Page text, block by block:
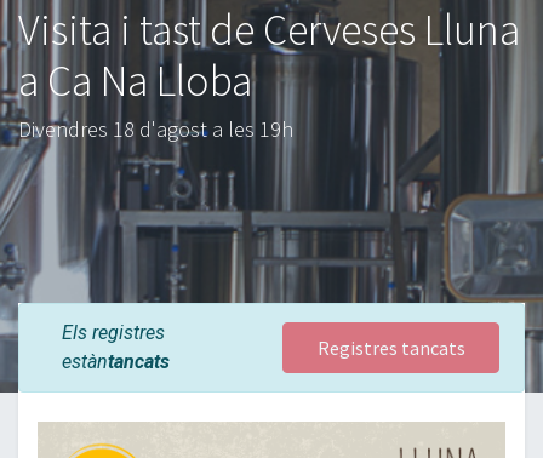
Visita i tast de Cerveses Lluna
a Ca Na Lloba
Divendres 18 d'agost a les 19h
Els registres
estàntancats
Registres tancats